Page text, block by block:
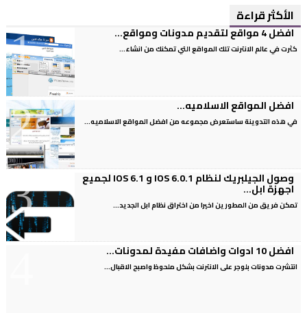
الأكثر قراءة
افضل 4 مواقع لتقديم مدونات ومواقع...
كثرت في عالم الانترنت تلك المواقع التي تمكنك من انشاء...
افضل المواقع الاسلاميه...
في هذه التدوينة ساستعرض مجموعه من افضل المواقع الاسلاميه...
وصول الجيلبريك لنظام IOS 6.0.1 و IOS 6.1 لجميع
اجهزة ابل...
تمكن فريق من المطورين اخيرا من اختراق نظام ابل الجديد...
افضل 10 ادوات واضافات مفيدة لمدونات...
انتشرت مدونات بلوجر على الانترنت بشكل ملحوظ واصبح الاقبال...